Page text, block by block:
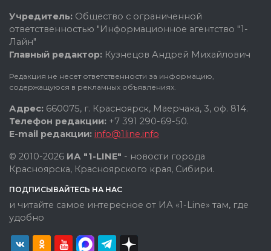
Учредитель: Общество с ограниченной
ответственностью "Информационное агентство "1-
Лайн"
Главный редактор: Кузнецов Андрей Михайлович
Редакция не несет ответственности за информацию,
содержащуюся в рекламных объявлениях.
Адрес: 660075, г. Красноярск, Маерчака, 3, оф. 814.
Телефон редакции: +7 391 290-69-50.
E-mail редакции: info@1line.info
© 2010-2026 ИА "1-LINE" - новости города
Красноярска, Красноярского края, Сибири.
ПОДПИСЫВАЙТЕСЬ НА НАС
и читайте самое интересное от ИА «1-Line» там, где
удобно